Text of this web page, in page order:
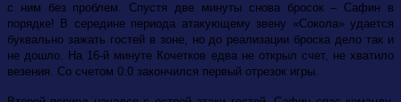
с ним без проблем. Спустя две минуты снова бросок – Сафин в
порядке! В середине периода атакующему звену «Сокола» удается
буквально зажать гостей в зоне, но до реализации броска дело так и
не дошло. На 16-й минуте Кочетков едва не открыл счет, не хватило
везения. Со счетом 0:0 закончился первый отрезок игры.